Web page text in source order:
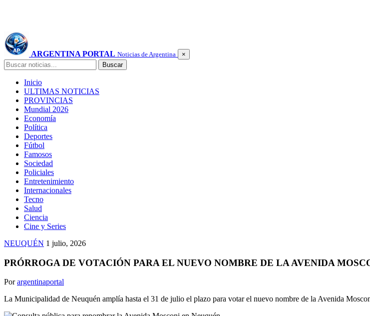
ARGENTINA PORTAL Noticias de Argentina ×
Buscar Buscar
Inicio
ULTIMAS NOTICIAS
PROVINCIAS
Mundial 2026
Economía
Política
Deportes
Fútbol
Famosos
Sociedad
Policiales
Entretenimiento
Internacionales
Tecno
Salud
Ciencia
Cine y Series
NEUQUÉN 1 julio, 2026
PRÓRROGA DE VOTACIÓN PARA EL NUEVO NOMBRE DE LA AVENIDA
Porargentinaportal
La Municipalidad de Neuquén amplía hasta el 31 de julio el plazo para votar el nuevo nombre de la Avenida